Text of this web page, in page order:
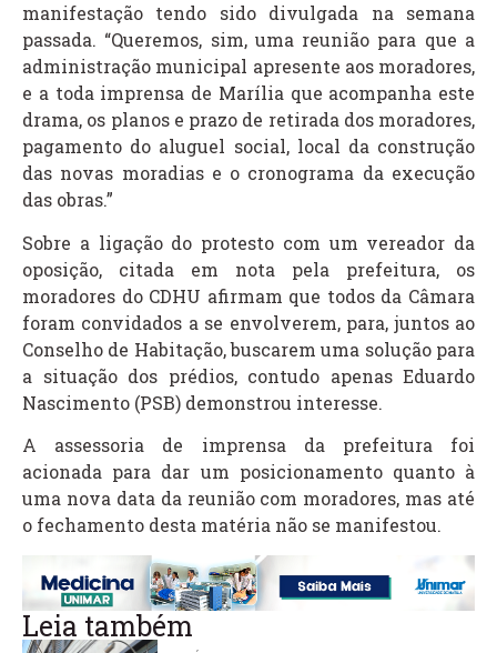
manifestação tendo sido divulgada na semana
passada. “Queremos, sim, uma reunião para que a
administração municipal apresente aos moradores,
e a toda imprensa de Marília que acompanha este
drama, os planos e prazo de retirada dos moradores,
pagamento do aluguel social, local da construção
das novas moradias e o cronograma da execução
das obras.”
Sobre a ligação do protesto com um vereador da
oposição, citada em nota pela prefeitura, os
moradores do CDHU afirmam que todos da Câmara
foram convidados a se envolverem, para, juntos ao
Conselho de Habitação, buscarem uma solução para
a situação dos prédios, contudo apenas Eduardo
Nascimento (PSB) demonstrou interesse.
A assessoria de imprensa da prefeitura foi
acionada para dar um posicionamento quanto à
uma nova data da reunião com moradores, mas até
o fechamento desta matéria não se manifestou.
Leia também